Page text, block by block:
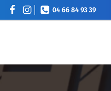
04 66 84 93 39